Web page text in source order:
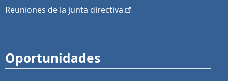
Reuniones de la junta directiva
Oportunidades